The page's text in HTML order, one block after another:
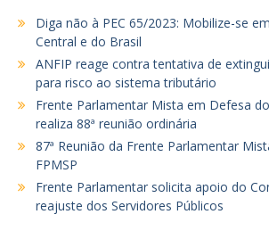
Diga não à PEC 65/2023: Mobilize-se
Central e do Brasil
ANFIP reage contra tentativa de
para risco ao sistema tributário
Frente Parlamentar Mista em Defesa
realiza 88ª reunião ordinária
87ª Reunião da Frente Parlamentar
FPMSP
Frente Parlamentar solicita apoio do
reajuste dos Servidores Públicos